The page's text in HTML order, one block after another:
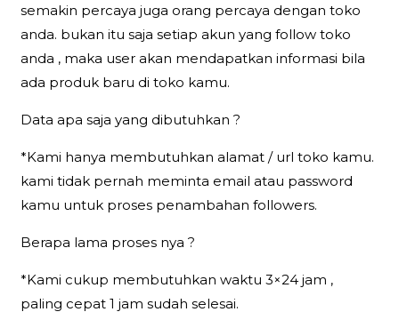
semakin percaya juga orang percaya dengan toko
anda. bukan itu saja setiap akun yang follow toko
anda , maka user akan mendapatkan informasi bila
ada produk baru di toko kamu.
Data apa saja yang dibutuhkan ?
*Kami hanya membutuhkan alamat / url toko kamu.
kami tidak pernah meminta email atau password
kamu untuk proses penambahan followers.
Berapa lama proses nya ?
*Kami cukup membutuhkan waktu 3×24 jam ,
paling cepat 1 jam sudah selesai.